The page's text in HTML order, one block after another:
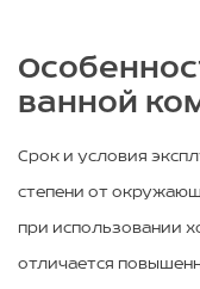
ванной
Срок и условия
степени от
при использовании
отличается